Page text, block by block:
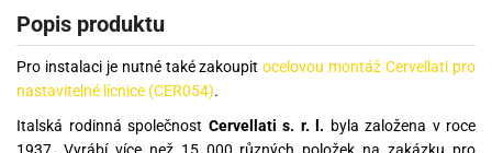
Popis produktu
Pro instalaci je nutné také zakoupitocelovou montáž Cervellati pro
nastavitelné lícnice (CER054).
Italská rodinná společnost Cervellati s. r. l. byla založena v roce